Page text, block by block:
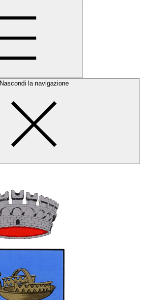
Nascondi la navigazione